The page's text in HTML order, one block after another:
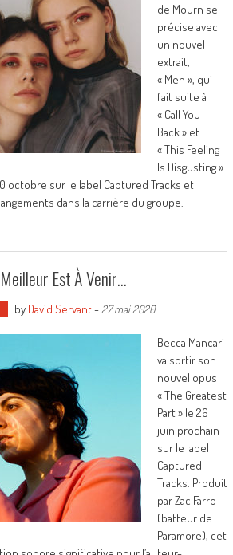
de Mourn se
précise avec
un nouvel
extrait,
« Men », qui
fait suite à
« Call You
Back » et
« This Feeling
Is Disgusting ».
octobre sur le label Captured Tracks et
dans la carrière du groupe.
Est À Venir…
by David Servant- 27 mai 2020
Becca Mancari
va sortir son
nouvel opus
« The Greatest
Part » le 26
juin prochain
sur le label
Captured
Tracks. Produit
par Zac Farro
(batteur de
Paramore), cet